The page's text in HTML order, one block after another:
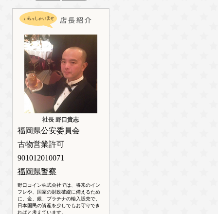
社長 野口貴志
福岡県公安委員会
古物営業許可
901012010071
福岡県警察
野口コイン株式会社では、将来のイン
フレや、国家の財政破綻に備えるため
に、金、銀、プラチナの輸入販売で、
日本国民の資産を少しでもお守りでき
ればと考えています。